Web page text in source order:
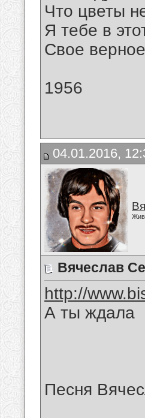
Что цветы
Я тебе в
Свое
1956
04.01.2016,
Вячеслав
http://
А ты ждала
Песня